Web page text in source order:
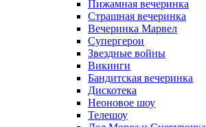
Пижамная вечеринка
Страшная вечеринка
Вечеринка Марвел
Супергерои
Звездные войны
Викинги
Бандитская вечеринка
Дискотека
Неоновое шоу
Телешоу